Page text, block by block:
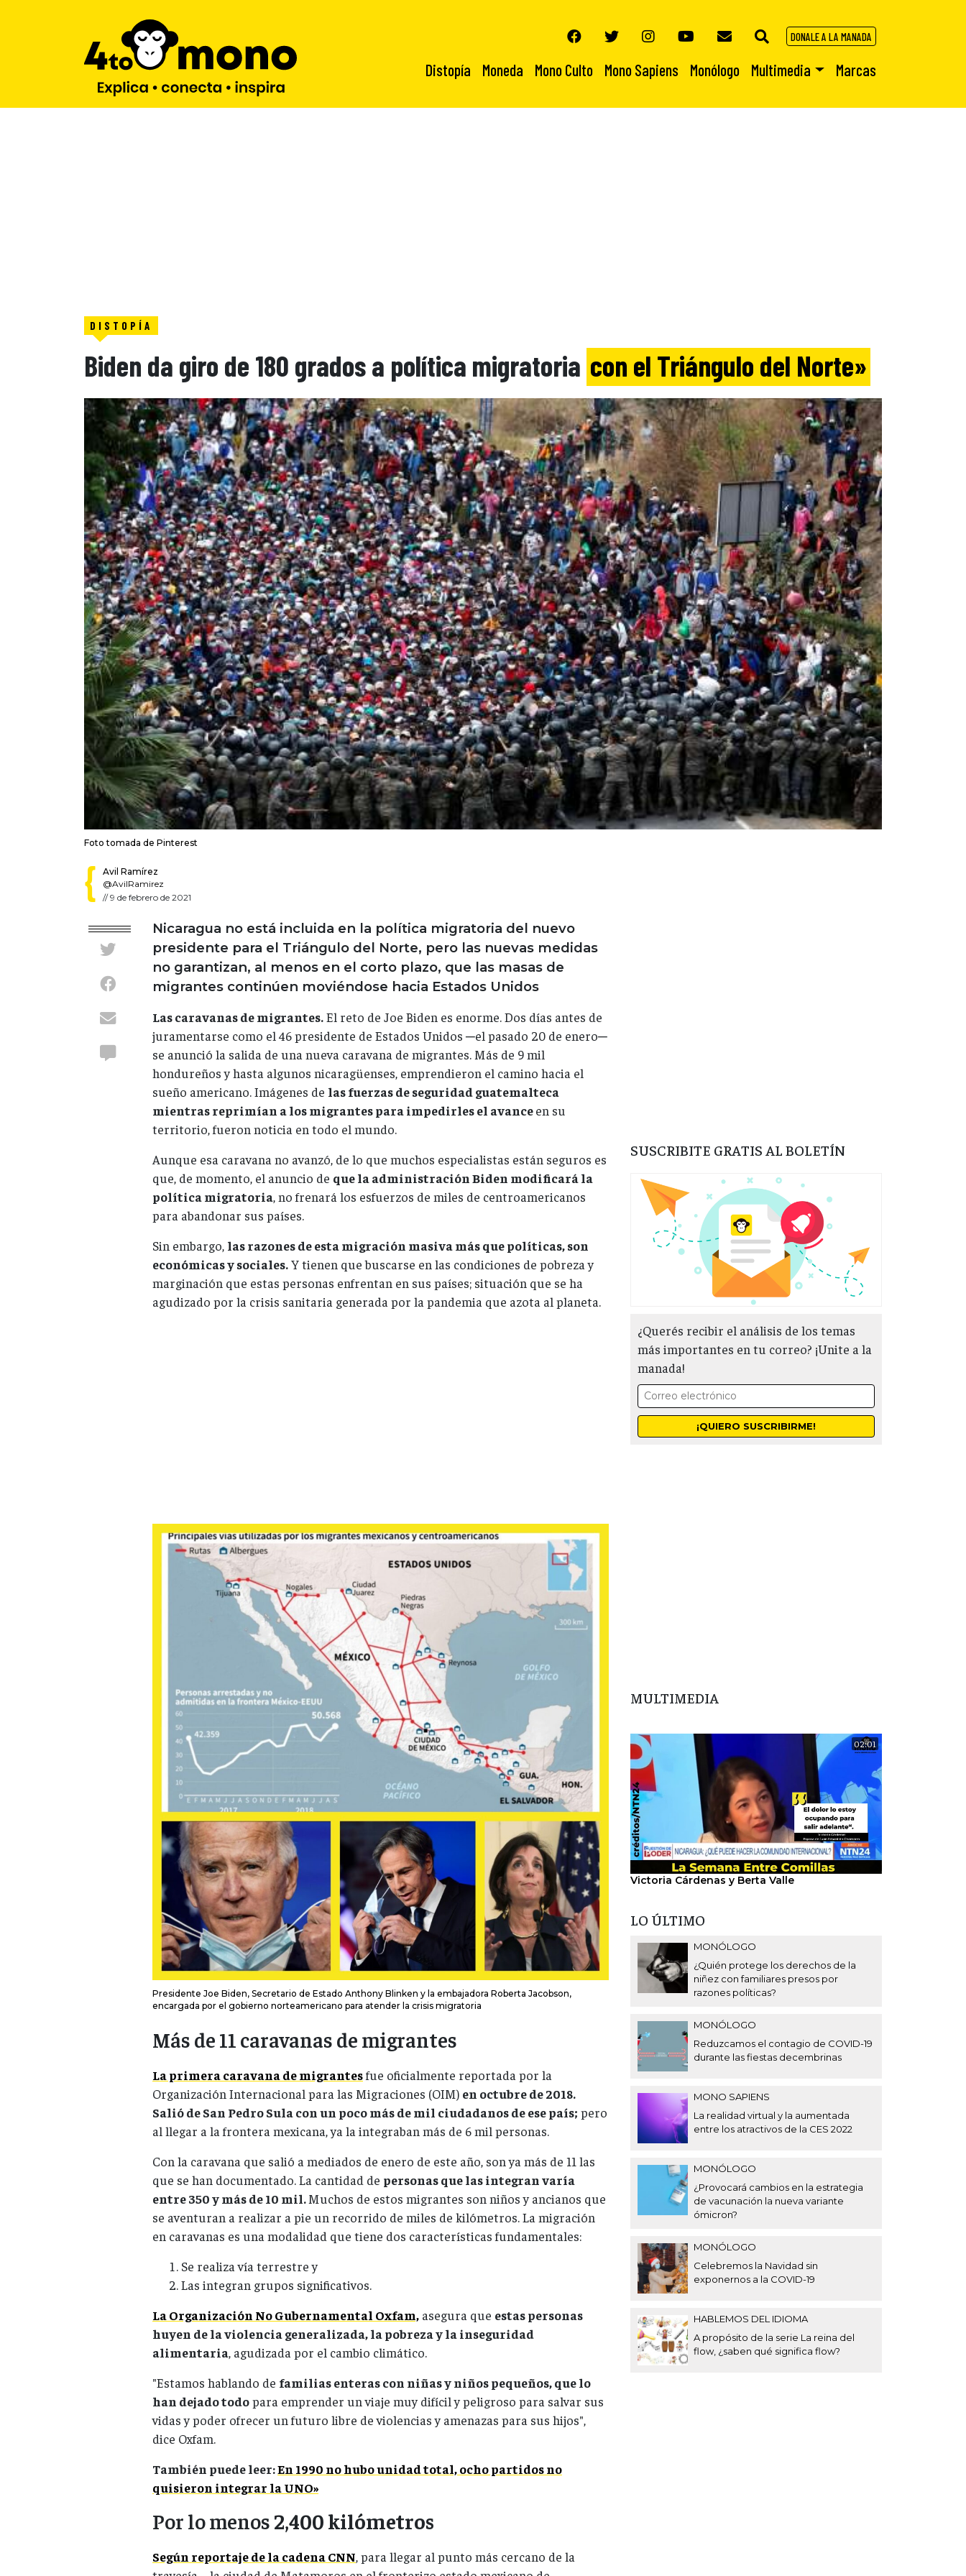
DONALE A LA MANADA
Distopía Moneda Mono Culto Mono Sapiens Monólogo Multimedia Marcas
DISTOPÍA
Biden da giro de 180 grados a política migratoria con el Triángulo del Norte»
Foto tomada de Pinterest
Avil Ramírez
@AvilRamirez
//9 de febrero de 2021
Nicaragua no está incluida en la política migratoria del nuevo
presidente para el Triángulo del Norte, pero las nuevas medidas
no garantizan, al menos en el corto plazo, que las masas de
migrantes continúen moviéndose hacia Estados Unidos
Las caravanas de migrantes.El reto de Joe Biden es enorme. Dos días antes de
juramentarse como el 46 presidente de Estados Unidos ─el pasado 20 de enero─
se anunció la salida de una nueva caravana de migrantes. Más de 9 mil
hondureños y hasta algunos nicaragüenses, emprendieron el camino hacia el
sueño americano. Imágenes de las fuerzas de seguridad guatemalteca
mientras reprimían a los migrantes para impedirles el avanceen su
territorio, fueron noticia en todo el mundo.
Aunque esa caravana no avanzó, de lo que muchos especialistas están seguros es
que, de momento, el anuncio de que la administración Biden modificará la
política migratoria, no frenará los esfuerzos de miles de centroamericanos
para abandonar sus países.
Sin embargo, las razones de esta migración masiva más que políticas, son
económicas y sociales.Y tienen que buscarse en las condiciones de pobreza y
marginación que estas personas enfrentan en sus países; situación que se ha
agudizado por la crisis sanitaria generada por la pandemia que azota al planeta.
Presidente Joe Biden, Secretario de Estado Anthony Blinken y la embajadora Roberta Jacobson,
encargada por el gobierno norteamericano para atender la crisis migratoria
Más de 11 caravanas de migrantes
La primera caravana de migrantesfue oficialmente reportada por la
Organización Internacional para las Migraciones (OIM) en octubre de 2018.
Salió de San Pedro Sula con un poco más de mil ciudadanos de ese país; pero
al llegar a la frontera mexicana, ya la integraban más de 6 mil personas.
Con la caravana que salió a mediados de enero de este año, son ya más de 11 las
que se han documentado. La cantidad de personas que las integran varía
entre 350 y más de 10 mil.Muchos de estos migrantes son niños y ancianos que
se aventuran a realizar a pie un recorrido de miles de kilómetros. La migración
en caravanas es una modalidad que tiene dos características fundamentales:
Se realiza vía terrestre y
Las integran grupos significativos.
La Organización No Gubernamental Oxfam, asegura que estas personas
huyen de la violencia generalizada, la pobreza y la inseguridad
alimentaria, agudizada por el cambio climático.
"Estamos hablando de familias enteras con niñas y niños pequeños, que lo
han dejado todopara emprender un viaje muy difícil y peligroso para salvar sus
vidas y poder ofrecer un futuro libre de violencias y amenazas para sus hijos",
dice Oxfam.
También puede leer:En 1990 no hubo unidad total, ocho partidos no
quisieron integrar la UNO»
Por lo menos2,400 kilómetros
Según reportaje de la cadena CNN, para llegar al punto más cercano de la
SUSCRIBITE GRATIS AL BOLETÍN
¿Querés recibir el análisis de los temas
más importantes en tu correo? ¡Unite a la
manada!
MULTIMEDIA
02:01
Victoria Cárdenas y Berta Valle
LO ÚLTIMO
MONÓLOGO
¿Quién protege los derechos de la
niñez con familiares presos por
razones políticas?
MONÓLOGO
Reduzcamos el contagio de COVID-19
durante las fiestas decembrinas
MONO SAPIENS
La realidad virtual y la aumentada
entre los atractivos de la CES 2022
MONÓLOGO
¿Provocará cambios en la estrategia
de vacunación la nueva variante
ómicron?
MONÓLOGO
Celebremos la Navidad sin
exponernos a la COVID-19
HABLEMOS DEL IDIOMA
A propósito de la serie La reina del
flow, ¿saben qué significa flow?